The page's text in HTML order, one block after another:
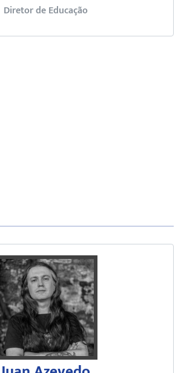
Diretor de Educação
Bacharel em História pela